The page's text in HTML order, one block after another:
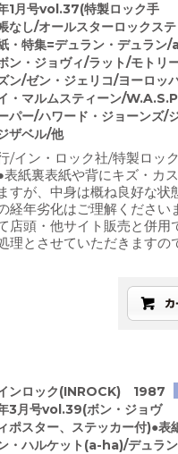
1月号vol.37(特製ロック手
なし/オールスターロックス
・特集=デュラン・デュラン
ン・ジョヴィ/ラット/モトリ
ン/ゼン・ジェリコ/ヨーロッ
・マルムスティーン/
パー/ハワード・ジョーンズ/
ザベル/他
/イン・ロック社/特製ロッ
紙裏表紙や背にキズ・カ
すが、中身は概ね良好な状
経年劣化はご理解ください
店頭・他サイト販売と併用
理とさせていただきますの
ンロック(INROCK) 1987
3月号vol.39(ボン・ジョヴ
ィポスター、ステッカー付)●表
・ハルケット(a-ha)/デュラ